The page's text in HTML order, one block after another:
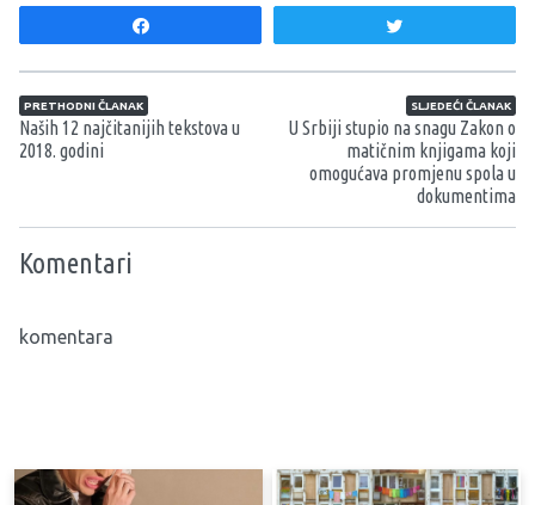
Navigacija članaka
PRETHODNI ČLANAK
Naših 12 najčitanijih tekstova u
2018. godini
SLJEDEĆI ČLANAK
U Srbiji stupio na snagu Zakon o
matičnim knjigama koji
omogućava promjenu spola u
dokumentima
Komentari
komentara